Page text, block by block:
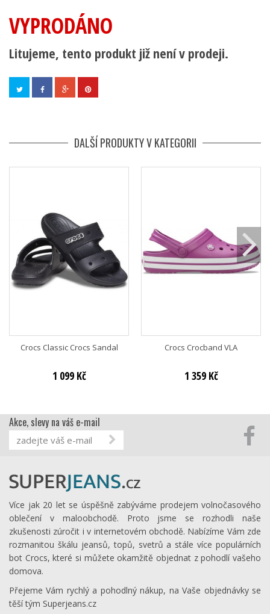
VYPRODÁNO
Litujeme, tento produkt již není v prodeji.
DALŠÍ PRODUKTY V KATEGORII
Crocs Classic Crocs Sandal
1 099 Kč
Crocs Crocband VLA
1 359 Kč
Akce, slevy na váš e-mail
Více jak 20 let se úspěšně zabýváme prodejem volnočasového
oblečení v maloobchodě. Proto jsme se rozhodli naše
zkušenosti zúročit i v internetovém obchodě. Nabízíme Vám zde
rozmanitou škálu jeansů, topů, svetrů a stále více populárních
bot Crocs, které si můžete okamžitě objednat z pohodlí vašeho
domova.
Přejeme Vám rychlý a pohodlný nákup, na Vaše objednávky se
těší tým Superjeans.cz